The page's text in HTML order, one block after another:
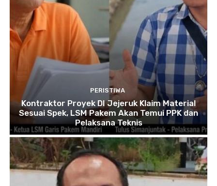
PERISTIWA
Kontraktor Proyek DI Jejeruk Klaim Material
Sesuai Spek, LSM Pakem Akan Temui PPK dan
Pelaksana Teknis